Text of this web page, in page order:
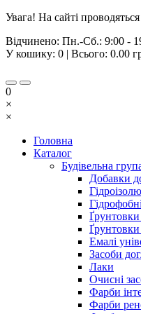
Увага! На сайті
Відчинено: Пн.-Сб.: 9:00 -
У кошику: 0 | Всього: 0.00
0
×
×
Головна
Каталог
Будівельна
Добавки
Ґрунтовки
Емалі
Засоби
Лаки
Очисні
Фарби
Фарби